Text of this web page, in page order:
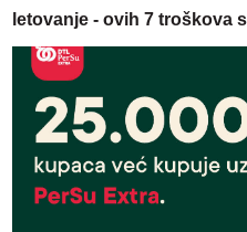
letovanje - ovih 7 troškova